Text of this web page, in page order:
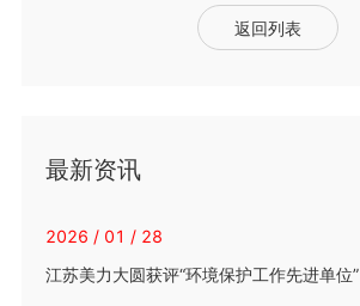
返回列表
最新资讯
2026 / 01 / 28
江苏美力大圆获评“环境保护工作先进单位”